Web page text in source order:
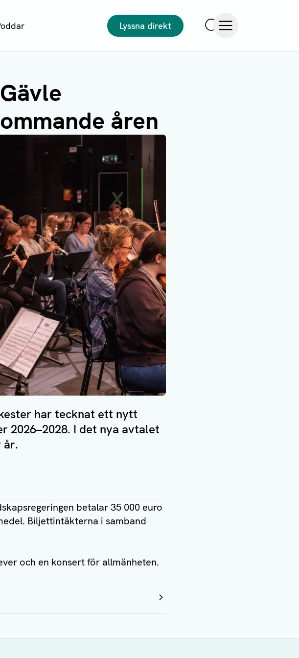
Lyssna direkt
åren
har tecknat ett nytt
2026–2028. I det nya avtalet
år.
betalar 35 000 euro
Biljettintäkterna i samband
och en konsert för allmänheten.